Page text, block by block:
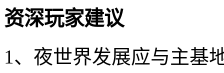
资深玩家建议
1、夜世界发展应与主基